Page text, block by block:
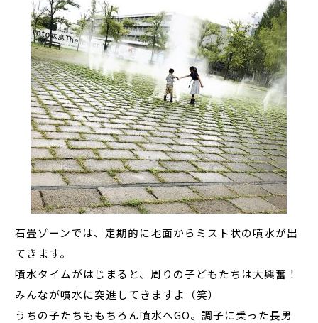
石畳ゾーンでは、定期的に地面からミスト状の噴水が出
てきます。
噴水タイムがはじまると、周りの子どもたちは大興奮！
みんなが噴水に突進してきますよ（笑）
うちの子たちももちろん噴水へGO。調子に乗った長男